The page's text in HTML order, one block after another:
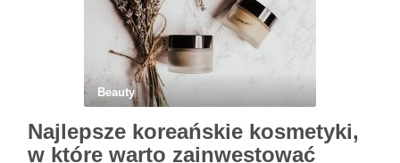
Beauty
Najlepsze koreańskie kosmetyki,
w które warto zainwestować